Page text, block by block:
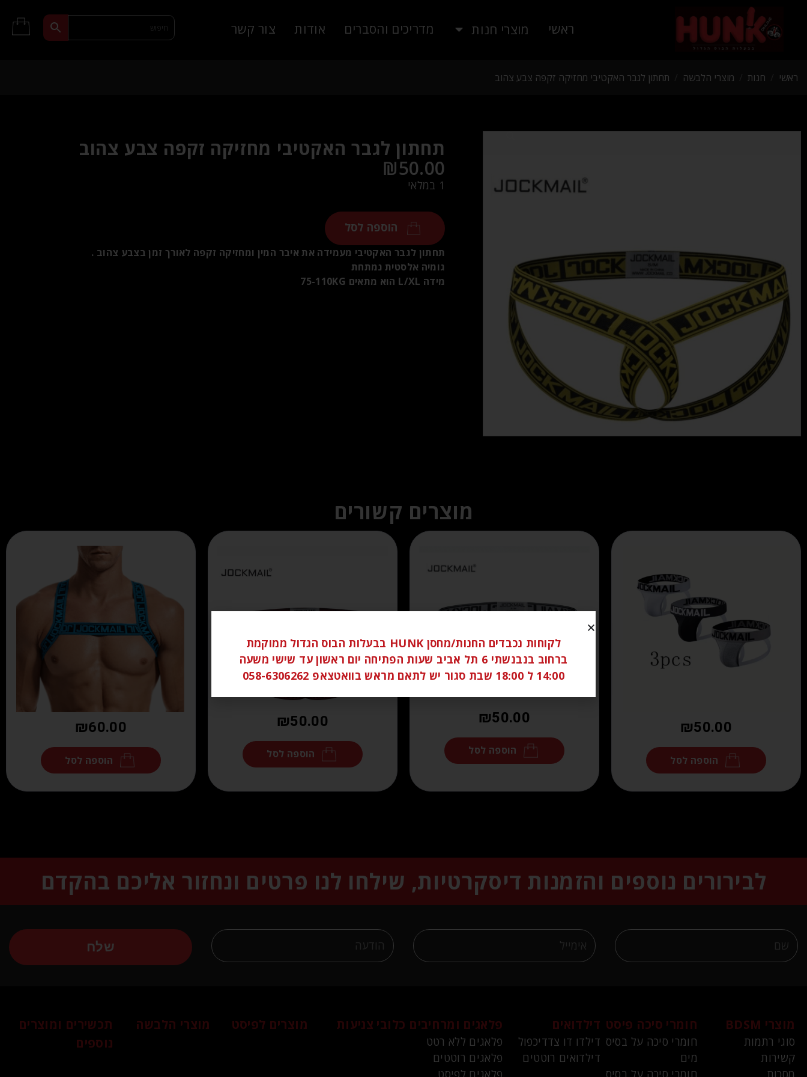
ראשי מוצרי חנות מדריכים והסברים אודות צור קשר
ראשי חנות מוצרי הלבשה תחתון לגבר האקטיבי מחזיקה זקפה צבע צהוב
תחתון לגבר האקטיבי מחזיקה זקפה צבע צהוב
₪50.00
1 במלאי
הוספה לסל
תחתון לגבר האקטיבי מעמידה את איבר המין ומחזיקה זקפה לאורך זמן בצבע צהוב .
גומיה אלסטית נמתחת
מידה L/XL הוא מתאים 75-110KG
מוצרים קשורים
₪50.00
הוספה לסל
₪50.00
הוספה לסל
₪50.00
הוספה לסל
₪60.00
הוספה לסל
לבירורים נוספים והזמנות דיסקרטיות, שילחו לנו פרטים ונחזור אליכם בהקדם
שלח
מוצרי BDSM
סוגי רתמות
קשירות
מסכות
חומרי סיכה פיסט
חומרי סיכה על בסיס
מים
חומרי סיכה על בסיס
דילדואים
דילדו דו צדדיכפול
דילדואים רוטטים
פלאגים ומרחיבים
פלאגים ללא רטט
פלאגים רוטטים
פלאגים לפיסט
כלובי צניעות מוצרים לפיסט מוצרי הלבשה
תכשירים ומוצרים
נוספים
לקוחות נכבדים החנות/מחסן HUNK בבעלות הבוס הגדול ממוקמת
ברחוב בנבנשתי 6 תל אביב שעות הפתיחה יום ראשון עד שישי משעה
14:00 ל 18:00 שבת סגור יש לתאם מראש בוואטצאפ 058-6306262